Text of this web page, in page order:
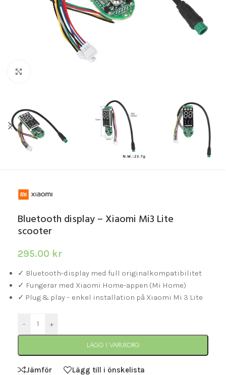
Bluetooth display – Xiaomi Mi3 Lite
scooter
295.00 kr
✓ Bluetooth-display med full originalkompatibilitet
✓ Fungerar med Xiaomi Home-appen (Mi Home)
✓ Plug & play – enkel installation på Xiaomi Mi 3 Lite
- +
LÄGG I VARUKORG
Jämför Lägg till i önskelista